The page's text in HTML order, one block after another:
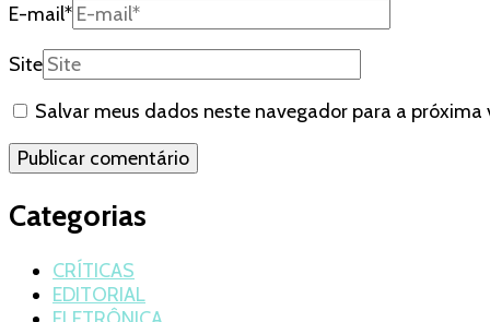
E-mail*
Site
Salvar meus dados neste navegador para a próxima
Categorias
CRÍTICAS
EDITORIAL